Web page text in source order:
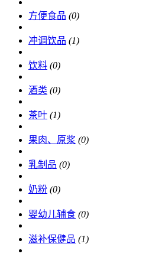
方便食品 (0)
冲调饮品 (1)
饮料 (0)
酒类 (0)
茶叶 (1)
果肉、原浆 (0)
乳制品 (0)
奶粉 (0)
婴幼儿辅食 (0)
滋补保健品 (1)